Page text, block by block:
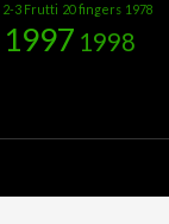
2-3 Frutti 20 fingers 1978
1997 1998